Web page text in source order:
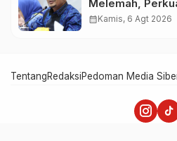
Melemah,
Negara
calendar_monthKamis, 6 Agt 2026
TentangRedaksiPedoman Media